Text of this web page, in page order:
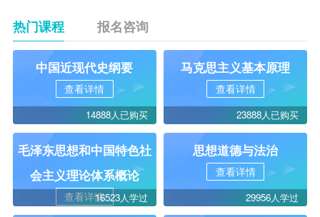
热门课程 报名咨询
中国近现代史纲要
查看详情
14888人已购买
马克思主义基本原理
查看详情
23888人已购买
毛泽东思想和中国特色社
会主义理论体系概论
查看详情16523人学过
思想道德与法治
查看详情
29956人学过